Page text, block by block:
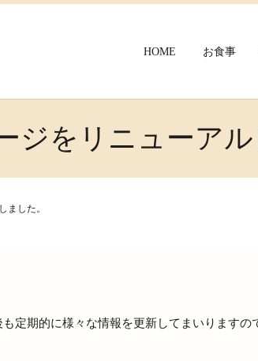
HOME お食事
ジをリニューアル
ました。
定期的に様々な情報を更新してまいりますの